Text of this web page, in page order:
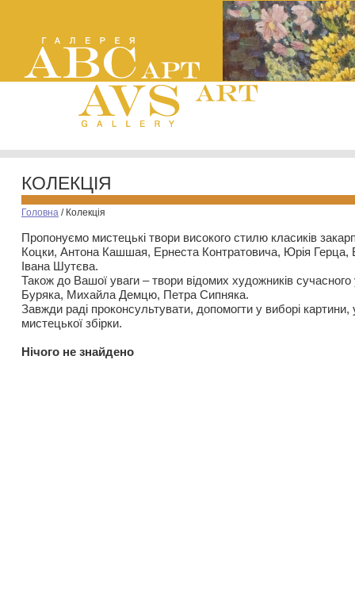
КОЛЕКЦІЯ
Головна / Колекція
Пропонуємо мистецькі твори високого стилю класиків
Коцки, Антона Кашшая, Ернеста Контратовича, Юрія
Івана Шутєва.
Також до Вашої уваги – твори відомих художників
Буряка, Михайла Демцю, Петра Сипняка.
Завжди раді проконсультувати, допомогти у виборі картини,
мистецької збірки.
Нiчого не знайдено